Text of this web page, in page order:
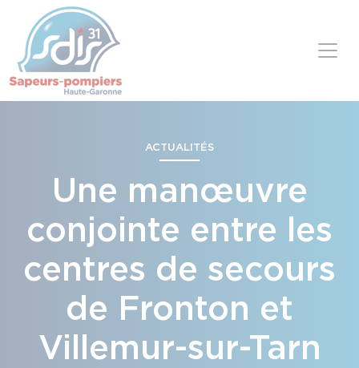
ACTUALITÉS
Une manœuvre
conjointe entre les
centres de secours
de Fronton et
Villemur-sur-Tarn
Panneau de gestion des cookies